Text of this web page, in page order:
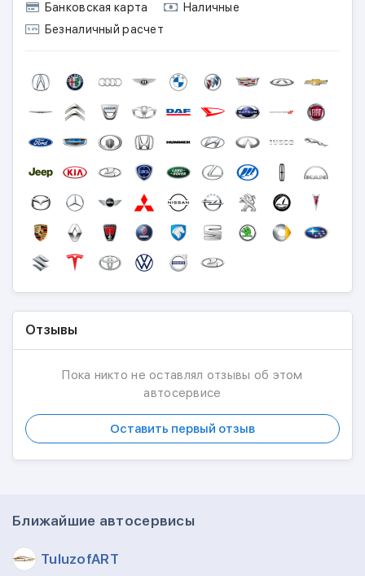
Банковская карта
Наличные
Безналичный расчет
Отзывы
Пока никто не оставлял отзывы об этом
автосервисе
Оставить первый отзыв
Ближайшие автосервисы
TuluzofART